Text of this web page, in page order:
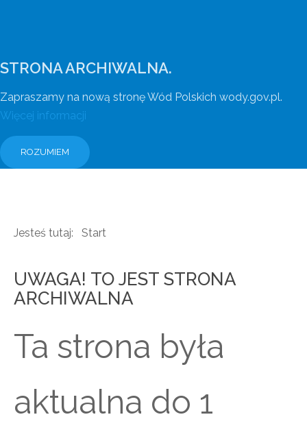
STRONA ARCHIWALNA.
Zapraszamy na nową stronę Wód Polskich wody.gov.pl.
Więcej informacji
ROZUMIEM
Jesteś tutaj: Start
UWAGA! TO JEST STRONA
ARCHIWALNA
Ta strona była
aktualna do 1